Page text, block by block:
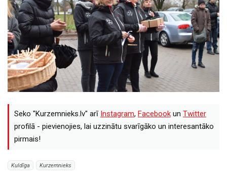
Seko "Kurzemnieks.lv" arī Instagram, Facebook un Twitter
profilā - pievienojies, lai uzzinātu svarīgāko un interesantāko
pirmais!
Kuldīga Kurzemnieks